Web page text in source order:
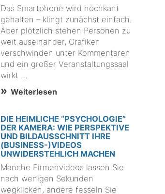
Das Smartphone wird hochkant
gehalten – klingt zunächst einfach.
Aber plötzlich stehen Personen zu
weit auseinander, Grafiken
verschwinden unter Kommentaren
und ein großer Veranstaltungssaal
wirkt …
Weiterlesen
DIE HEIMLICHE “PSYCHOLOGIE”
DER KAMERA: WIE PERSPEKTIVE
UND BILDAUSSCHNITT IHRE
(BUSINESS-)VIDEOS
UNWIDERSTEHLICH MACHEN
Manche Firmenvideos lassen Sie
nach wenigen Sekunden
wegklicken, andere fesseln Sie